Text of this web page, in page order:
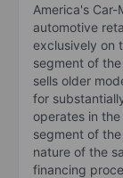
America's
automotive
exclusively on
segment of
sells older
for
operates in
segment of
nature of the
financing